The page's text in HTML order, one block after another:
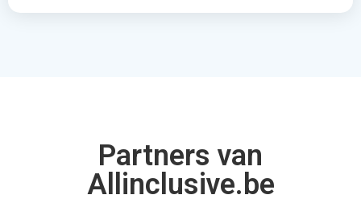
Partners van
Allinclusive.be